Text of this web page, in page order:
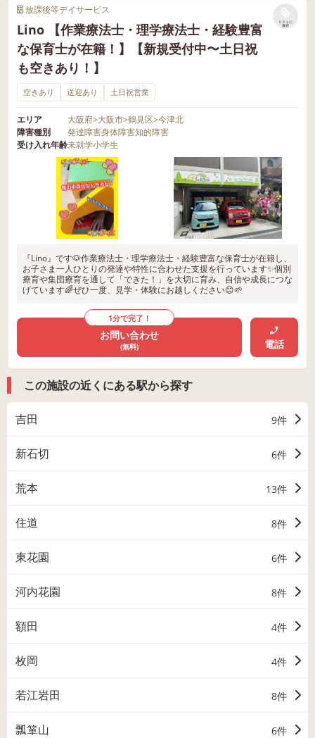
放課後等デイサービス
Lino 【作業療法士・理学療法士・経験豊富
な保育士が在籍！】【新規受付中〜土日祝
も空きあり！】
リストに
保存
空きあり 送迎あり 土日祝営業
エリア 大阪府>大阪市>鶴見区>今津北
障害種別
発達障害身体障害知的障害
受け入れ年齢未就学小学生
『Lino』です🐶作業療法士・理学療法士・経験豊富な保育士が在籍し、
お子さま一人ひとりの発達や特性に合わせた支援を行っています✨個別
療育や集団療育を通して「できた！」を大切に育み、自信や成長につな
げています🌈ぜひ一度、見学・体験にお越しください😊🌱
1分で完了！
お問い合わせ
(無料) 電話
この施設の近くにある駅から探す
吉田 9件
新石切 6件
荒本 13件
住道 8件
東花園 6件
河内花園 8件
額田 4件
枚岡 4件
若江岩田 8件
瓢箪山 6件